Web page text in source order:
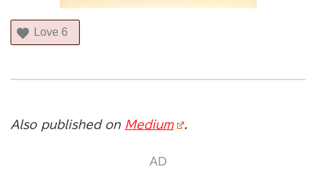
Love 6
Also published on Medium .
AD